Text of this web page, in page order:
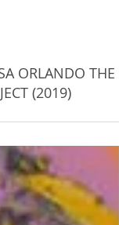
ORLANDO THE
(2019)